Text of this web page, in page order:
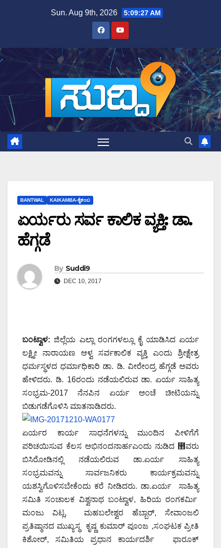
Sun. Aug 9th, 2026 5:09:27 AM
BANTWAL KAIKAMBA-ಕೈಕಂಬ
ಏರ್ಯರು ಸರ್ವ ಕಾಲಿಕ ವ್ಯಕ್ತಿ: ಡಾ.
ಹೆಗ್ಗಡೆ
By Suddi9
DEC 10, 2017
ಬಂಟ್ವಾಳ: ಜಿಲ್ಲೆಯ ಎಲ್ಲಾ ರಂಗಗಳಲ್ಲೂ ಕೈ ಯಾಡಿಸಿದ ಏರ್ಯ
ಲಕ್ಷ್ಮೀ ನಾರಾಯಣ ಆಳ್ವ ಸರ್ವಕಾಲಿಕ ವ್ಯಕ್ತಿ ಎಂದು ಶ್ರೀಕ್ಷೇತ್ರ
ಧರ್ಮಸ್ಥಳದ ಧರ್ಮಾಧಿಕಾರಿ ಡಾ. ಡಿ. ವೀರೇಂದ್ರ ಹೆಗ್ಗಡೆ ಅವರು
ಹೇಳಿದರು. ಡಿ. 16ರಂದು ನಡೆಯಲಿರುವ ಡಾ. ಏರ್ಯ ಸಾಹಿತ್ಯ
ಸಂಭ್ರಮ-2017 ನೆನಪಿನ ಏರ್ಯ ಅಂಚೆ ಚೀಟಿಯನ್ನು
ಬಿಡುಗಡೆಗೊಳಿಸಿ ಮಾತನಾಡಿದರು.
ಏರ್ಯರ ಕಾರ್ಯ ಸಾಧನೆಗಳನ್ನು ಮುಂದಿನ ಪೀಳಿಗೆಗೆ
ಪರಿಚಯಿಸುವ ಕೆಲಸ ಅಭಿನಂದನಾರ್ಹಎಂದು ನುಡಿದ ಻ವರು
ಬಿಸಿರೋಡಿನಲ್ಲಿ ನಡೆಯಲಿರುವ ಡಾ.ಏರ್ಯ ಸಾಹಿತ್ಯ
ಸಂಭ್ರಮವನ್ನು ಸಾರ್ವಜನಿಕರು ಕಾರ್ಯಕ್ರಮವನ್ನು
ಯಶಸ್ವಿಗೊಳಿಸಬೇಕೆಂದು ಕರೆ ನೀಡಿದರು. ಡಾ.ಏರ್ಯ ಸಾಹಿತ್ಯ
ಸಮಿತಿ ಸಂಚಾಲಕ ವಿಶ್ವನಾಥ ಬಂಟ್ವಾಳ, ಹಿರಿಯ ರಂಗಕರ್ಮಿ
ಮಂಜು ವಿಟ್ಲ, ಮಹಬಲೇಶ್ವರ ಹೆಬ್ಬಾರ್, ಸೇವಾಂಜಲಿ
ಪ್ರತಿಷ್ಠಾನದ ಮುಖ್ಯಸ್ಥ ಕೃಷ್ಣ ಕುಮಾರ್ ಪೂಂಜ ,ಸಂಘಟಕ ಪ್ರೀತಿ
ಕಿಶೋರ್, ಸಮಿತಿಯ ಪ್ರಧಾನ ಕಾರ್ಯದರ್ಶಿ ಫಾರೂಕ್